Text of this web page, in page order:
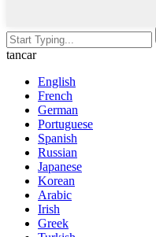
tancar
English
French
German
Portuguese
Spanish
Russian
Japanese
Korean
Arabic
Irish
Greek